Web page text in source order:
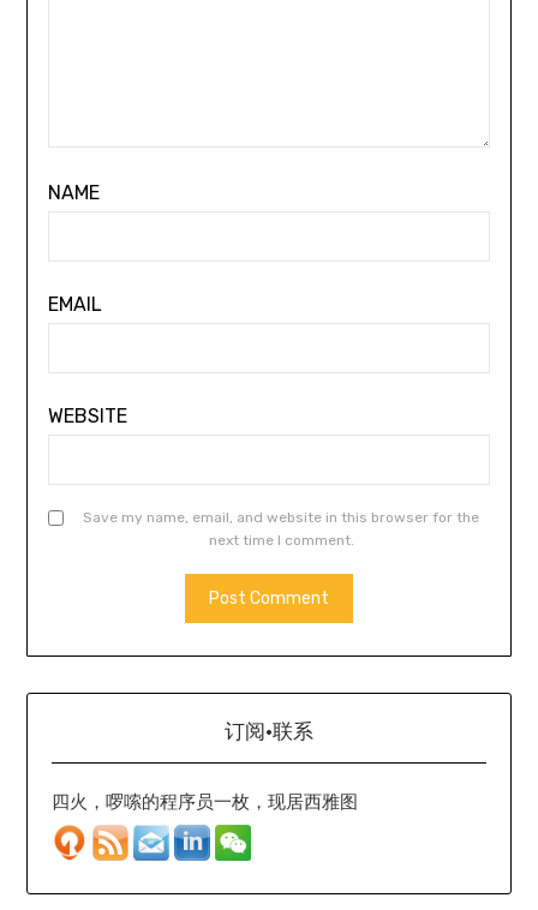
NAME
EMAIL
WEBSITE
Save my name, email, and website in this browser for the
next time I comment.
订阅·联系
四火，啰嗦的程序员一枚，现居西雅图